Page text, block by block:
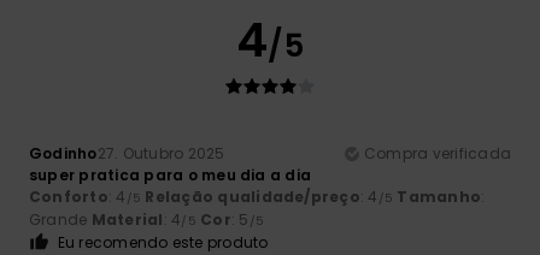
4/5
Godinho27. Outubro 2025
Compra verificada
super pratica para o meu dia a dia
Conforto: 4 /5 Relação qualidade/preço: 4 /5 Tamanho:
Grande Material: 4/5 Cor: 5 /5
Eu recomendo este produto